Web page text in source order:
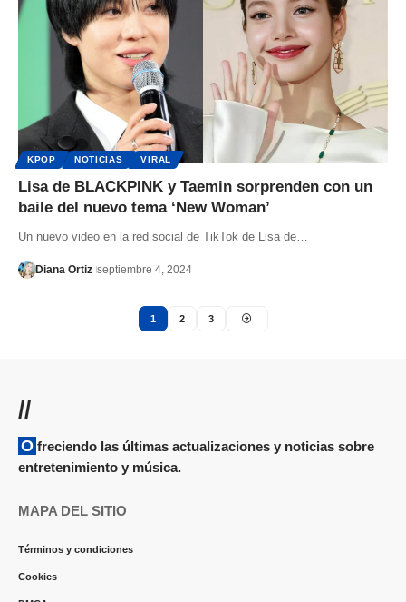
KPOP NOTICIAS VIRAL
Lisa de BLACKPINK y Taemin sorprenden con un
baile del nuevo tema ‘New Woman’
Un nuevo video en la red social de TikTok de Lisa de…
Diana Ortiz septiembre 4, 2024
1 2 3
//
Ofreciendo las últimas actualizaciones y noticias sobre
entretenimiento y música.
MAPA DEL SITIO
Términos y condiciones
Cookies